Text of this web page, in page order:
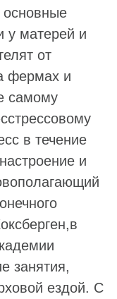
основные
у матерей и
от
фермах и
самому
в течение
и
занятия,
ездой. С